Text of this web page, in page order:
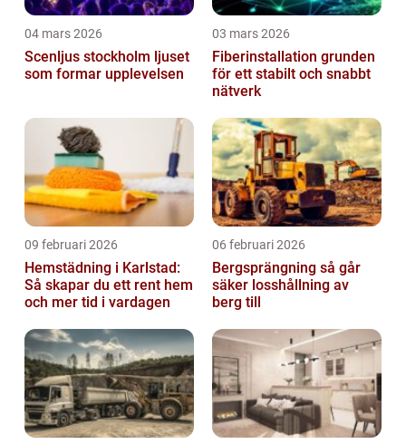
04 mars 2026
Scenljus stockholm ljuset
som formar upplevelsen
03 mars 2026
Fiberinstallation grunden
för ett stabilt och snabbt
nätverk
09 februari 2026
Hemstädning i Karlstad:
Så skapar du ett rent hem
och mer tid i vardagen
06 februari 2026
Bergsprängning så går
säker losshållning av
berg till